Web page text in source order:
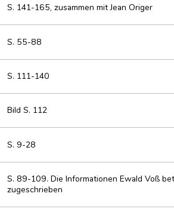
S. 141-165, zusammen mit Jean Origer
S. 55-88
S. 111-140
Bild S. 112
S. 9-28
S. 89-109. Die Informationen Ewald Voß
zugeschrieben